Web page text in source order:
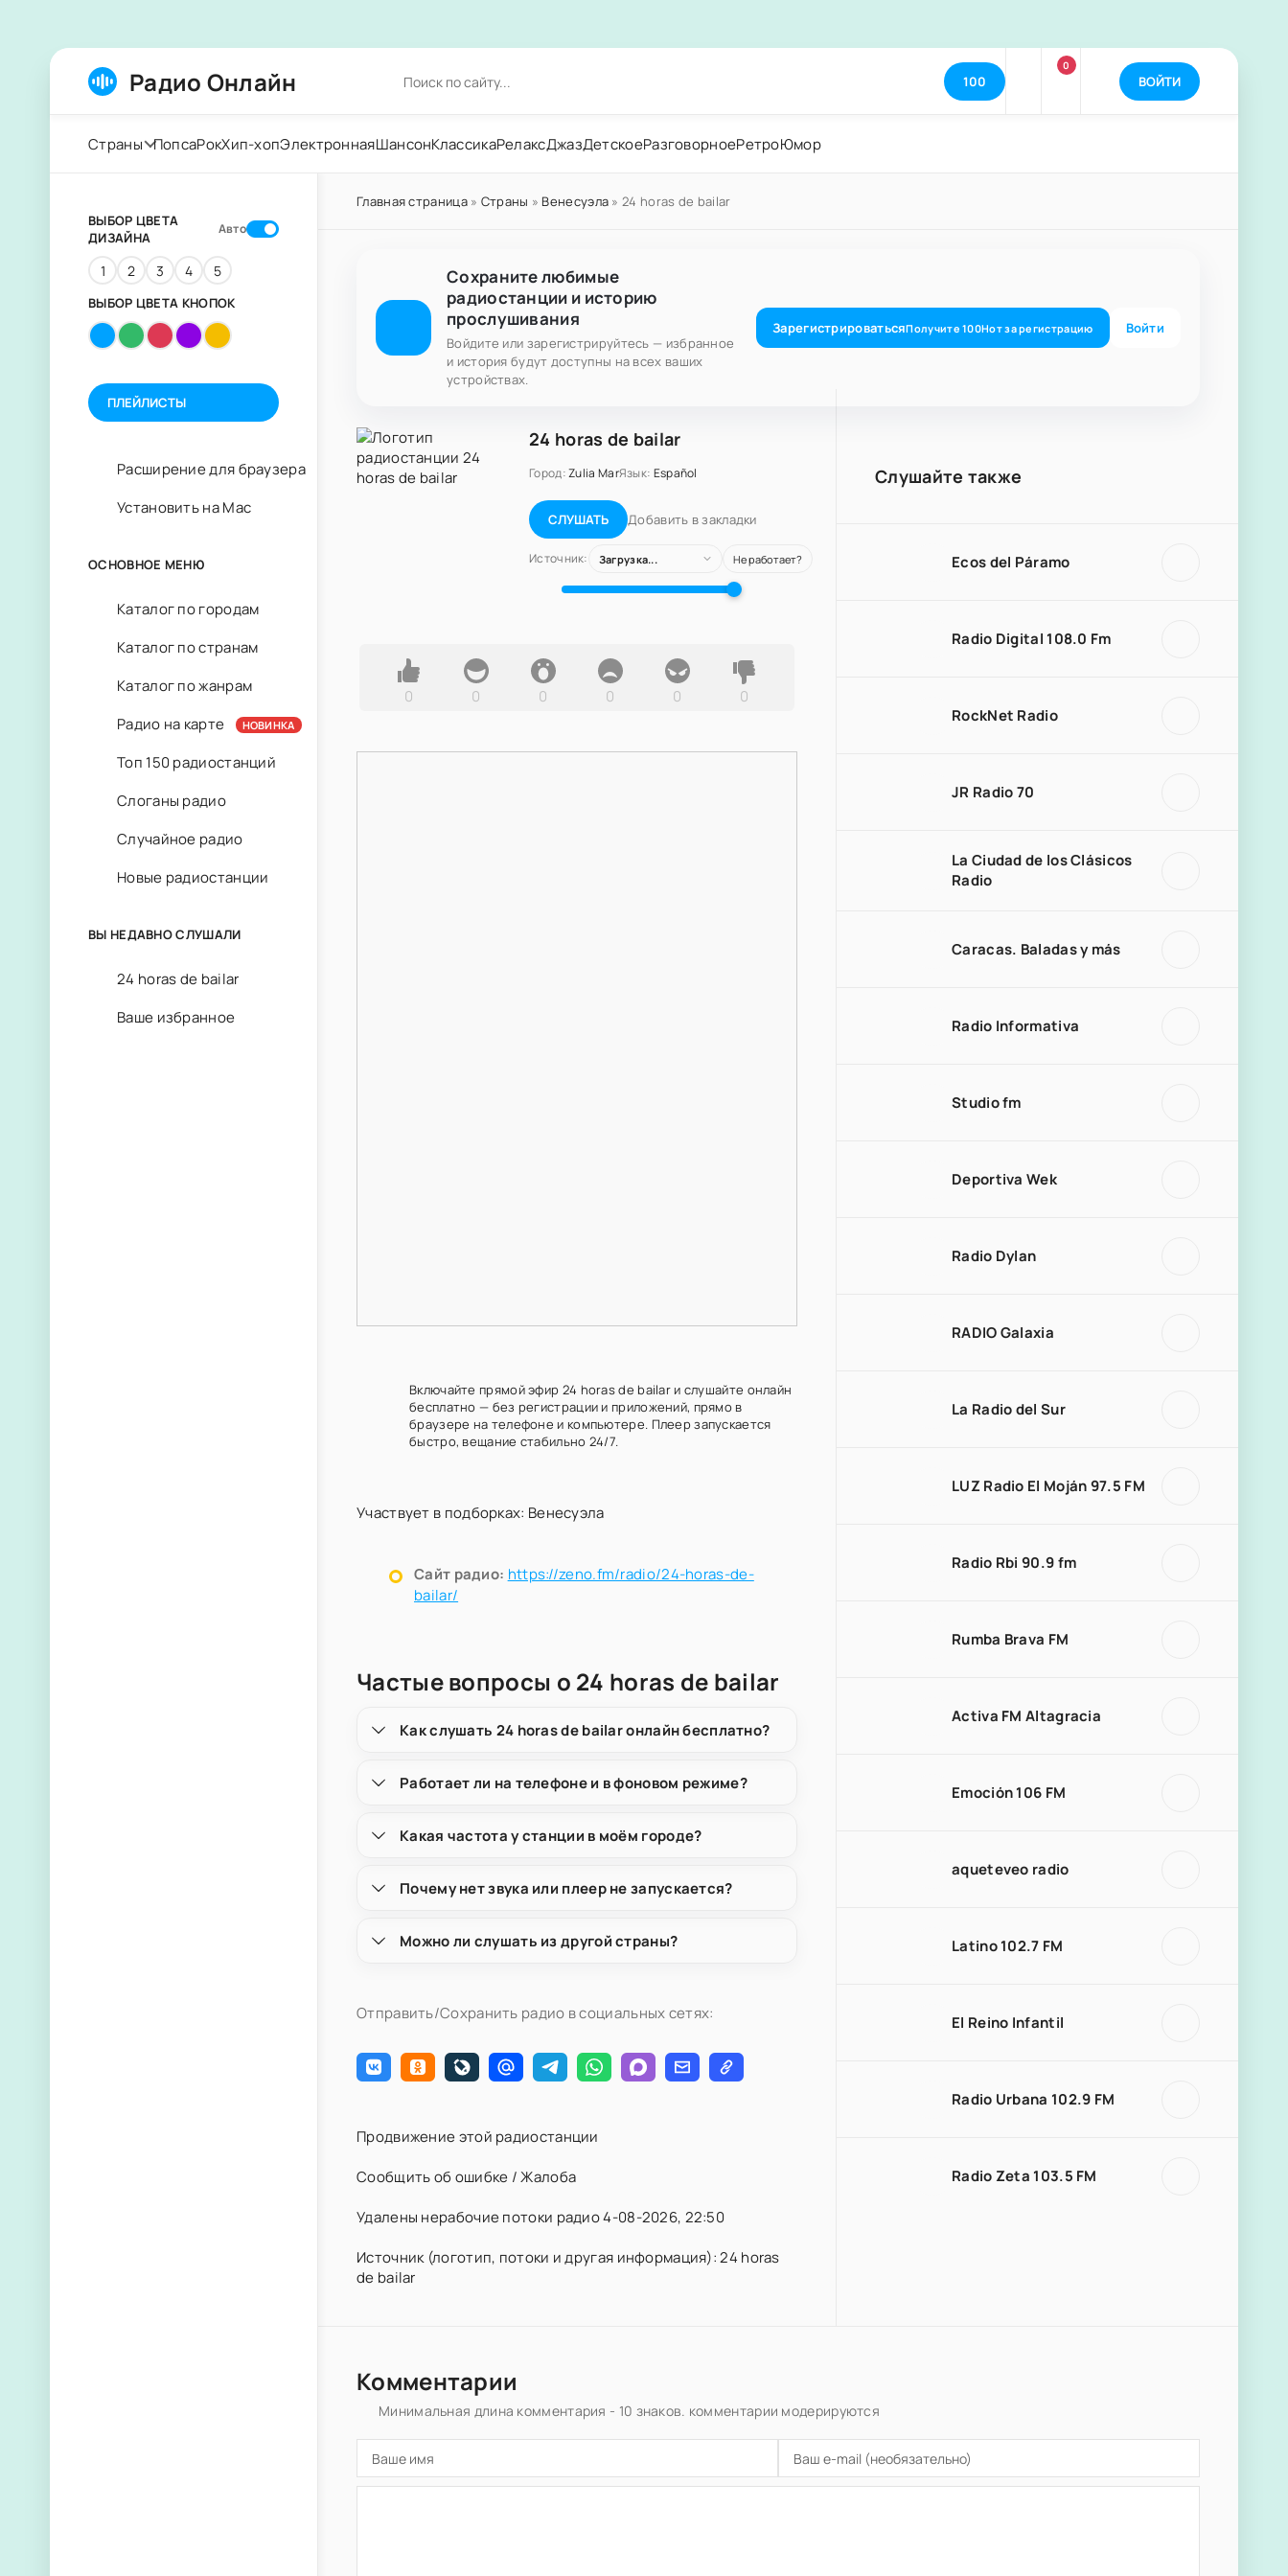
Радио Онлайн 100
0
ВОЙТИ
Страны ПопсаРокХип-хопЭлектроннаяШансонКлассикаРелаксДжазДетскоеРазговорноеРетроЮмор
Главная страница» Страны » Венесуэла » 24 horas de bailar
Сохраните любимые
радиостанции и историю
прослушивания
Войдите или зарегистрируйтесь — избранное
и история будут доступны на всех ваших
устройствах.
ЗарегистрироватьсяПолучите100Нотза регистрацию Войти
24 horas de bailar
Город:Zulia MarЯзык: Español
СЛУШАТЬ Добавить в закладки
Источник: Загрузка... Не работает?
0 0 0 0 0 0
Включайте прямой эфир 24 horas de bailar и слушайте онлайн
бесплатно — без регистрации и приложений, прямо в
браузере на телефоне и компьютере. Плеер запускается
быстро, вещание стабильно 24/7.
Участвует в подборках: Венесуэла
Сайт радио: https://zeno.fm/radio/24-horas-de-
bailar/
Частые вопросы о 24 horas de bailar
Как слушать 24 horas de bailar онлайн бесплатно?
Работает ли на телефоне и в фоновом режиме?
Какая частота у станции в моём городе?
Почему нет звука или плеер не запускается?
Можно ли слушать из другой страны?
Отправить/Сохранить радио в социальных сетях:
Продвижение этой радиостанции
Сообщить об ошибке / Жалоба
Удалены нерабочие потоки радио 4-08-2026, 22:50
Источник (логотип, потоки и другая информация): 24 horas
de bailar
Слушайте также
Ecos del Páramo
Radio Digital 108.0 Fm
RockNet Radio
JR Radio 70
La Ciudad de los Clásicos
Radio
Caracas. Baladas y más
Radio Informativa
Studio fm
Deportiva Wek
Radio Dylan
RADIO Galaxia
La Radio del Sur
LUZ Radio El Moján 97.5 FM
Radio Rbi 90.9 fm
Rumba Brava FM
Activa FM Altagracia
Emoción 106 FM
aqueteveo radio
Latino 102.7 FM
El Reino Infantil
Radio Urbana 102.9 FM
Radio Zeta 103.5 FM
Комментарии
Минимальная длина комментария - 10 знаков. комментарии модерируются
ВЫБОР ЦВЕТА
ДИЗАЙНА
Авто
1 2 3 4 5
ВЫБОР ЦВЕТА КНОПОК
ПЛЕЙЛИСТЫ
Расширение для браузера
Установить на Mac
ОСНОВНОЕ МЕНЮ
Каталог по городам
Каталог по странам
Каталог по жанрам
Радио на карте
НОВИНКА
Топ 150 радиостанций
Слоганы радио
Случайное радио
Новые радиостанции
ВЫ НЕДАВНО СЛУШАЛИ
24 horas de bailar
Ваше избранное